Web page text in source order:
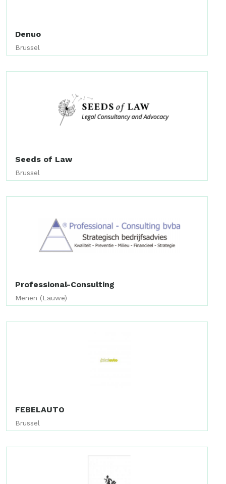
Denuo
Brussel
Seeds of Law
Brussel
Professional-Consulting
Menen (Lauwe)
FEBELAUTO
Brussel